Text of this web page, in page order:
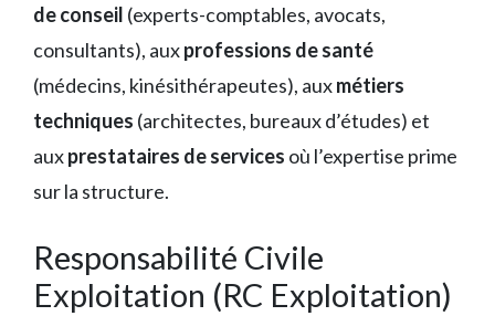
de conseil (experts-comptables, avocats,
consultants), auxprofessions de santé
(médecins, kinésithérapeutes), auxmétiers
techniques (architectes, bureaux d’études) et
auxprestataires de services où l’expertise prime
sur la structure.
Responsabilité Civile
Exploitation (RC Exploitation)